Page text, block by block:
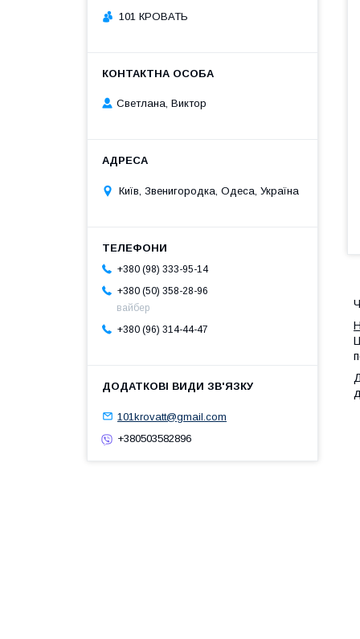
101 КРОВАТЬ
Светлана, Виктор
Київ, Звенигородка, Одеса, Україна
+380 (98) 333-95-14
+380 (50) 358-28-96
вайбер
+380 (96) 314-44-47
101krovatt@gmail.com
+380503582896